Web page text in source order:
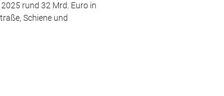
rund 32 Mrd. Euro in
Schiene und